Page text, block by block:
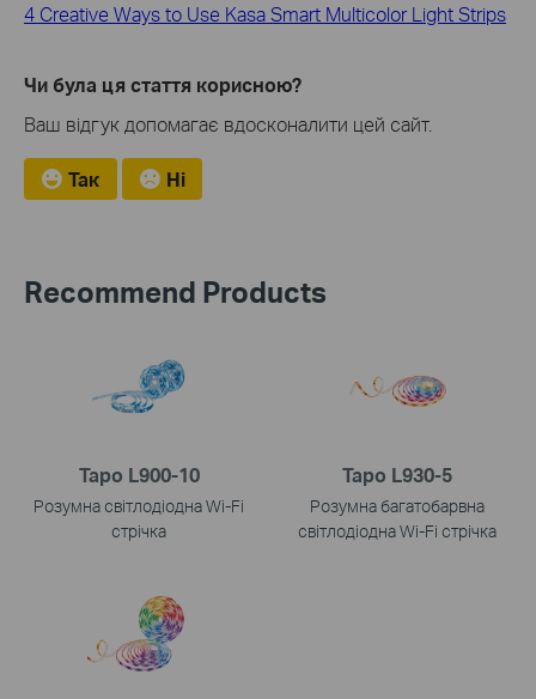
4 Creative Ways to Use Kasa Smart Multicolor Light Strips
Чи була ця стаття корисною?
Ваш відгук допомагає вдосконалити цей сайт.
Так Ні
Recommend Products
Tapo L900-10
Розумна світлодіодна Wi‑Fi
стрічка
Tapo L930-5
Розумна багатобарвна
світлодіодна Wi-Fi стрічка